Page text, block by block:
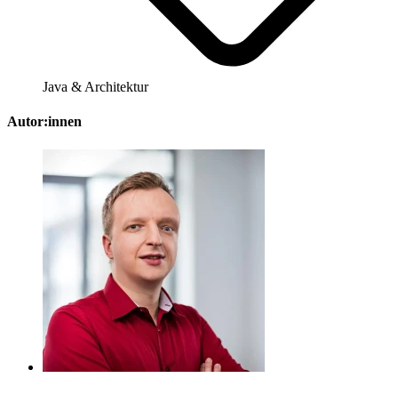
Java & Architektur
Autor:innen